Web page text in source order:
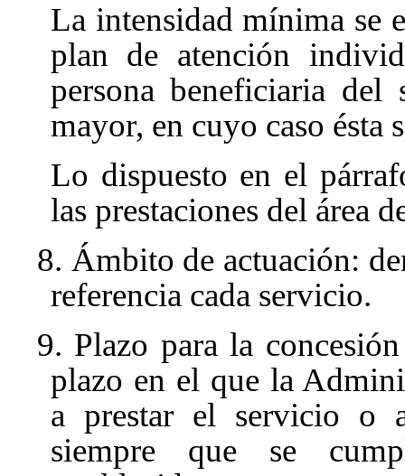
La intensidad mínima se
plan de atención
persona beneficiaria del
mayor, en cuyo caso ésta
Lo dispuesto en el
las prestaciones del área
8. Ámbito de actuación:
referencia cada servicio.
9. Plazo para la
plazo en el que la
a prestar el servicio o
siempre que se